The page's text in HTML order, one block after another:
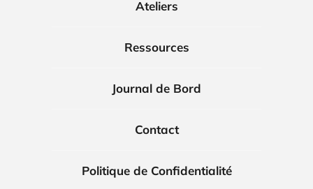
Ateliers
Ressources
Journal de Bord
Contact
Politique de Confidentialité